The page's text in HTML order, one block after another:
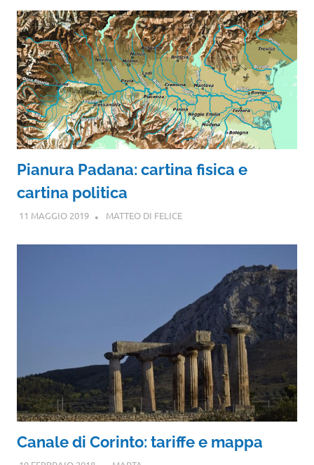
Pianura Padana: cartina fisica e
cartina politica
11 MAGGIO 2019 MATTEO DI FELICE
Canale di Corinto: tariffe e mappa